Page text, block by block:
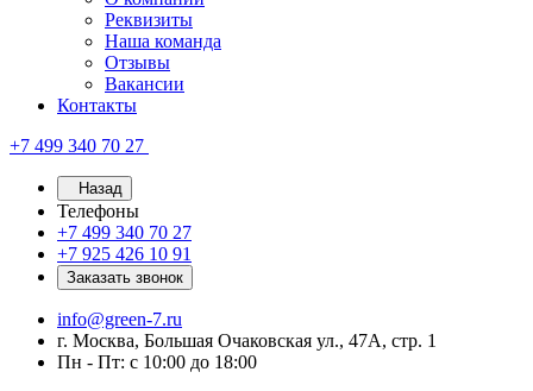
Реквизиты
Наша команда
Отзывы
Вакансии
Контакты
+7 499 340 70 27
Назад
Телефоны
+7 499 340 70 27
+7 925 426 10 91
Заказать звонок
info@green-7.ru
г. Москва, Большая Очаковская ул., 47А, стр. 1
Пн - Пт: с 10:00 до 18:00